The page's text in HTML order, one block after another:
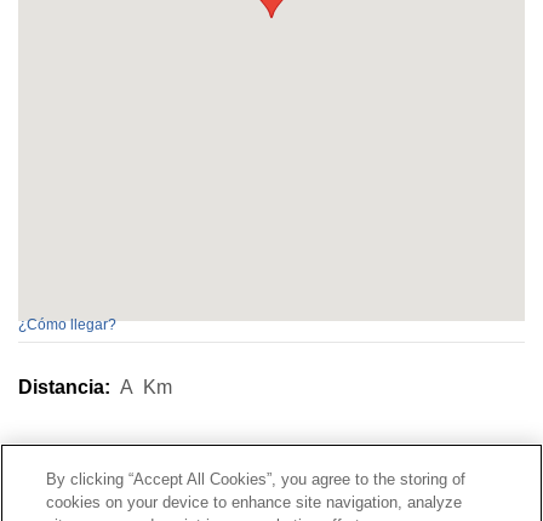
¿Cómo llegar?
Distancia: A Km
Línea Universal 900 203 203|Zona Privada Comisión de
By clicking “Accept All Cookies”, you agree to the storing of
cookies on your device to enhance site navigation, analyze